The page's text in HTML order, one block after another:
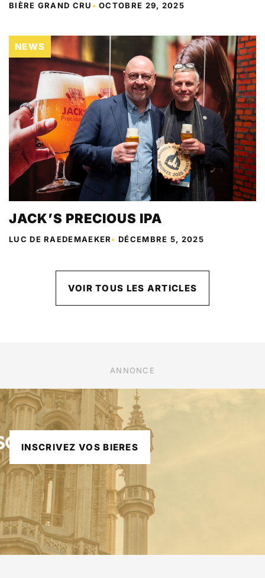
BIÈRE GRAND CRU •OCTOBRE 29, 2025
NEWS
JACK’S PRECIOUS IPA
LUC DE RAEDEMAEKER•DÉCEMBRE 5, 2025
VOIR TOUS LES ARTICLES
ANNONCE
INSCRIVEZ VOS BIERES